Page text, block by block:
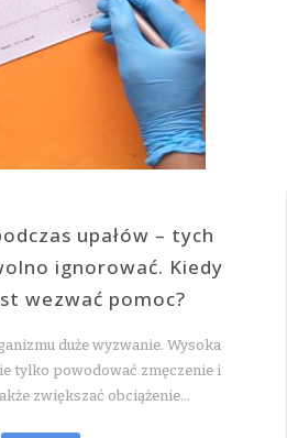
upałów – tych
ignorować. Kiedy
wezwać pomoc?
duże wyzwanie. Wysoka
tylko powodować zmęczenie i
zwiększać obciążenie…